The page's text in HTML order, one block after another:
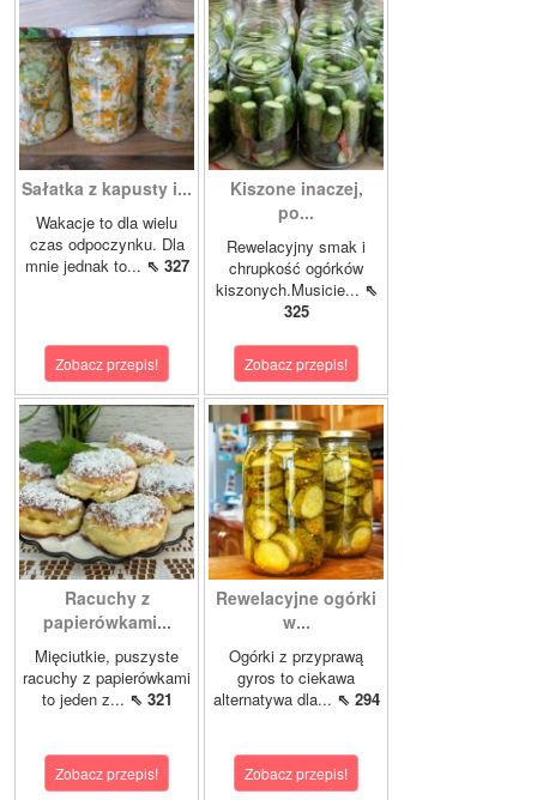
Sałatka z kapusty i...
Wakacje to dla wielu
czas odpoczynku. Dla
mnie jednak to... ⇖ 327
Zobacz przepis!
Kiszone inaczej,
po...
Rewelacyjny smak i
chrupkość ogórków
kiszonych.Musicie... ⇖
325
Zobacz przepis!
Racuchy z
papierówkami...
Mięciutkie, puszyste
racuchy z papierówkami
to jeden z... ⇖ 321
Zobacz przepis!
Rewelacyjne ogórki
w...
Ogórki z przyprawą
gyros to ciekawa
alternatywa dla... ⇖ 294
Zobacz przepis!